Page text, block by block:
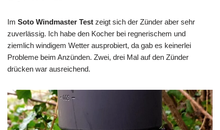
Im Soto Windmaster Test zeigt sich der Zünder aber sehr
zuverlässig. Ich habe den Kocher bei regnerischem und
ziemlich windigem Wetter ausprobiert, da gab es keinerlei
Probleme beim Anzünden. Zwei, drei Mal auf den Zünder
drücken war ausreichend.